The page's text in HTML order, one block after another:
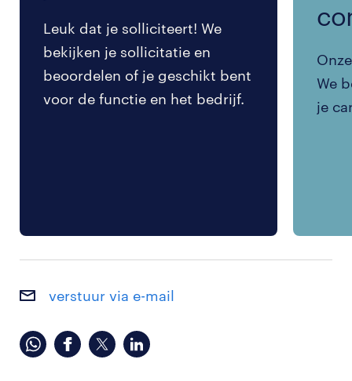
Leuk dat je solliciteert! We
bekijken je sollicitatie en
beoordelen of je geschikt bent
voor de functie en het bedrijf.
We
je
verstuur via e-mail